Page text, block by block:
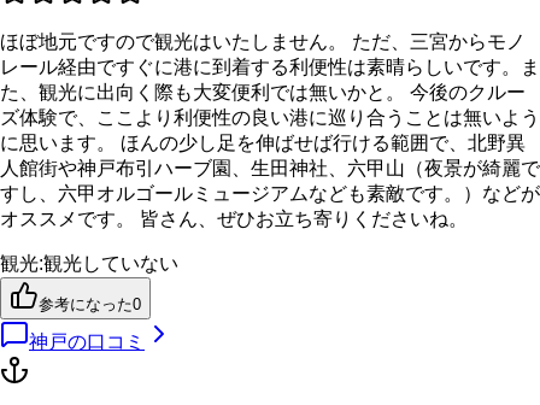
ほぼ地元ですので観光はいたしません。 ただ、三宮からモノ
レール経由ですぐに港に到着する利便性は素晴らしいです。ま
た、観光に出向く際も大変便利では無いかと。 今後のクルー
ズ体験で、ここより利便性の良い港に巡り合うことは無いよう
に思います。 ほんの少し足を伸ばせば行ける範囲で、北野異
人館街や神戸布引ハーブ園、生田神社、六甲山（夜景が綺麗で
すし、六甲オルゴールミュージアムなども素敵です。）などが
オススメです。 皆さん、ぜひお立ち寄りくださいね。
観光:観光していない
参考になった0
神戸の口コミ